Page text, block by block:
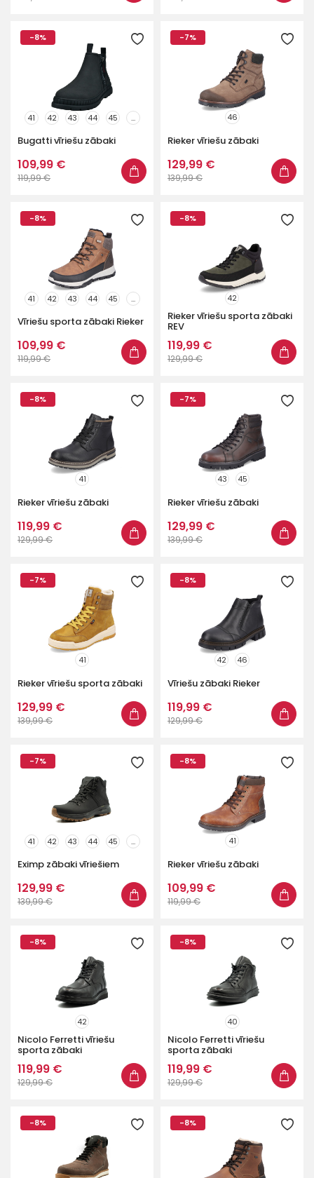
-8%
41 42 43 44 45 ...
Bugatti vīriešu zābaki
109,99 €
119,99 €
-7%
46
Rieker vīriešu zābaki
129,99 €
139,99 €
-8%
41 42 43 44 45 ...
Vīriešu sporta zābaki Rieker
109,99 €
119,99 €
-8%
42
Rieker vīriešu sporta zābaki
REV
119,99 €
129,99 €
-8%
41
Rieker vīriešu zābaki
119,99 €
129,99 €
-7%
43 45
Rieker vīriešu zābaki
129,99 €
139,99 €
-7%
41
Rieker vīriešu sporta zābaki
129,99 €
139,99 €
-8%
42 46
Vīriešu zābaki Rieker
119,99 €
129,99 €
-7%
41 42 43 44 45 ...
Eximp zābaki vīriešiem
129,99 €
139,99 €
-8%
41
Rieker vīriešu zābaki
109,99 €
119,99 €
-8%
42
Nicolo Ferretti vīriešu
sporta zābaki
119,99 €
129,99 €
-8%
40
Nicolo Ferretti vīriešu
sporta zābaki
119,99 €
129,99 €
-8% -8%